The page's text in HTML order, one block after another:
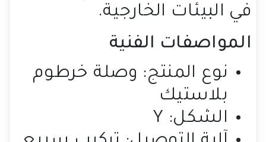
في البيئات الخارجية.
المواصفات الفنية
نوع المنتج: وصلة خرطوم
بلاستيك
الشكل: Y